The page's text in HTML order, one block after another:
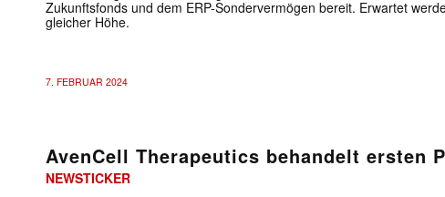
Zukunftsfonds und dem ERP-Sondervermögen bereit. Erwartet
gleicher Höhe.
7. FEBRUAR 2024
AvenCell Therapeutics behandelt ersten
NEWSTICKER